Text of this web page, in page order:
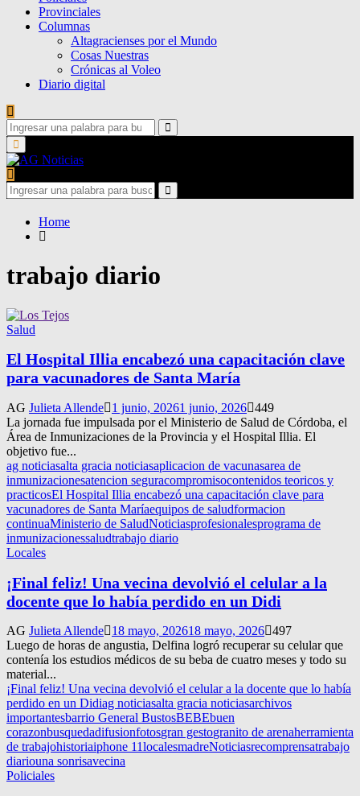
Provinciales
Columnas
Altagracienses por el Mundo
Cosas Nuestras
Crónicas al Voleo
Diario digital
Search
for:
Search
Primary
Menu
Search
for:
Search
Home
trabajo diario
Salud
El Hospital Illia encabezó una capacitación clave
para vacunadores de Santa María
AG Julieta Allende 1 junio, 20261 junio, 2026 449
La jornada fue impulsada por el Ministerio de Salud de Córdoba, el
Área de Inmunizaciones de la Provincia y el Hospital Illia. El
objetivo fue...
ag noticiasalta gracia noticiasaplicacion de vacunasarea de
inmunizacionesatencion seguracompromisocontenidos teoricos y
practicosEl Hospital Illia encabezó una capacitación clave para
vacunadores de Santa Maríaequipos de saludformacion
continuaMinisterio de SaludNoticiasprofesionalesprograma de
inmunizacionessaludtrabajo diario
Locales
¡Final feliz! Una vecina devolvió el celular a la
docente que lo había perdido en un Didi
AG Julieta Allende 18 mayo, 202618 mayo, 2026 497
Luego de horas de angustia, Delfina logró recuperar su celular que
contenía los estudios médicos de su beba de cuatro meses y todo su
material...
¡Final feliz! Una vecina devolvió el celular a la docente que lo había
perdido en un Didiag noticiasalta gracia noticiasarchivos
importantesbarrio General BustosBEBEbuen
corazonbusquedadifusionfotosgran gestogranito de arenaherramienta
de trabajohistoriaiphone 11localesmadreNoticiasrecomprensatrabajo
diariouna sonrisavecina
Policiales